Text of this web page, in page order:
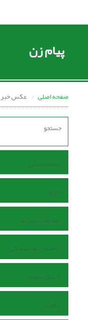
پیام زن
صفحه اصلی عکس خبر
صفحه اصلی
مرور
اطلاعات نشریه
راهنمای نویسندگان
ارسال مقاله
داوران